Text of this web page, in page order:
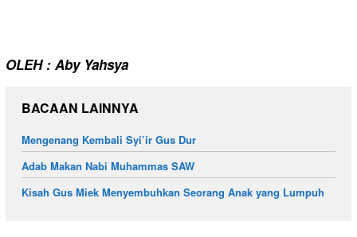
OLEH : Aby Yahsya
BACAAN LAINNYA
Mengenang Kembali Syi’ir Gus Dur
Adab Makan Nabi Muhammas SAW
Kisah Gus Miek Menyembuhkan Seorang Anak yang Lumpuh